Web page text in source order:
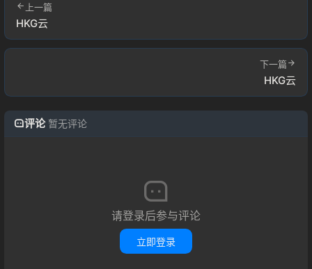
上一篇
HKG云
下一篇
HKG云
评论 暂无评论
请登录后参与评论
立即登录